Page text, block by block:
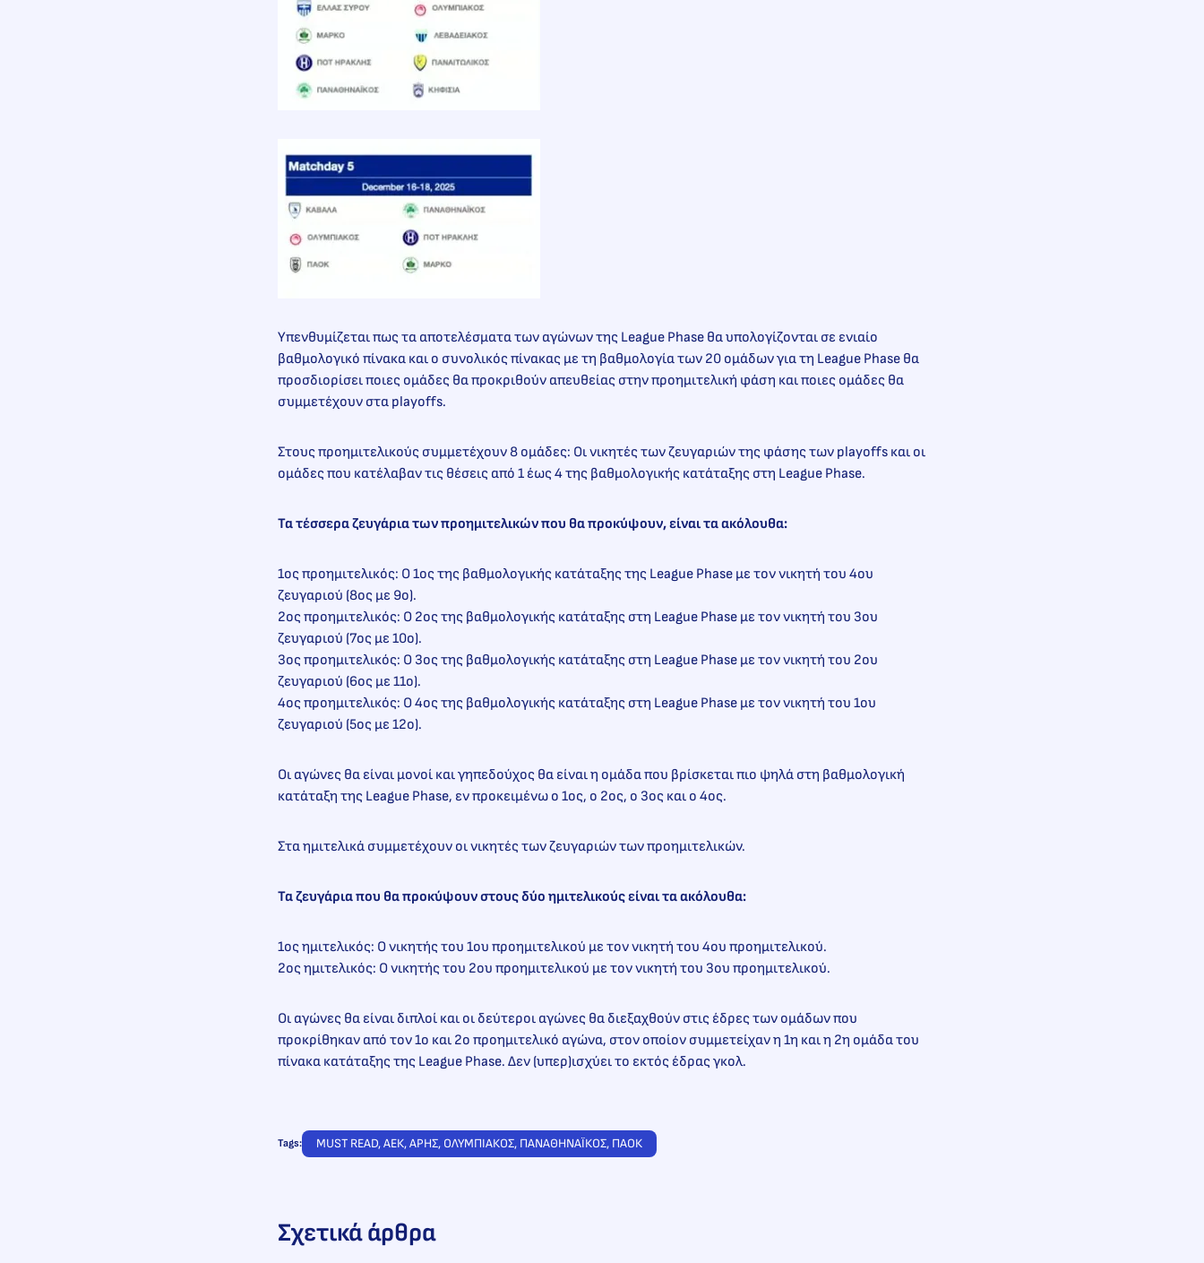
Υπενθυμίζεται πως τα αποτελέσματα των αγώνων της League Phase θα υπολογίζονται σε ενιαίο
βαθμολογικό πίνακα και ο συνολικός πίνακας με τη βαθμολογία των 20 ομάδων για τη League Phase θα
προσδιορίσει ποιες ομάδες θα προκριθούν απευθείας στην προημιτελική φάση και ποιες ομάδες θα
συμμετέχουν στα playoffs.
Στους προημιτελικούς συμμετέχουν 8 ομάδες: Oι νικητές των ζευγαριών της φάσης των playoffs και οι
ομάδες που κατέλαβαν τις θέσεις από 1 έως 4 της βαθμολογικής κατάταξης στη League Phase.
Τα τέσσερα ζευγάρια των προημιτελικών που θα προκύψουν, είναι τα ακόλουθα:
1ος προημιτελικός: O 1ος της βαθμολογικής κατάταξης της League Phase με τον νικητή του 4ου
ζευγαριού (8ος με 9ο).
2ος προημιτελικός: Ο 2ος της βαθμολογικής κατάταξης στη League Phase με τον νικητή του 3ου
ζευγαριού (7ος με 10ο).
3ος προημιτελικός: Ο 3ος της βαθμολογικής κατάταξης στη League Phase με τον νικητή του 2ου
ζευγαριού (6ος με 11ο).
4ος προημιτελικός: Ο 4ος της βαθμολογικής κατάταξης στη League Phase με τον νικητή του 1ου
ζευγαριού (5ος με 12ο).
Οι αγώνες θα είναι μονοί και γηπεδούχος θα είναι η ομάδα που βρίσκεται πιο ψηλά στη βαθμολογική
κατάταξη της League Phase, εν προκειμένω ο 1ος, ο 2ος, ο 3ος και ο 4ος.
Στα ημιτελικά συμμετέχουν οι νικητές των ζευγαριών των προημιτελικών.
Τα ζευγάρια που θα προκύψουν στους δύο ημιτελικούς είναι τα ακόλουθα:
1ος ημιτελικός: O νικητής του 1ου προημιτελικού με τον νικητή του 4ου προημιτελικού.
2ος ημιτελικός: O νικητής του 2ου προημιτελικού με τον νικητή του 3ου προημιτελικού.
Οι αγώνες θα είναι διπλοί και οι δεύτεροι αγώνες θα διεξαχθούν στις έδρες των ομάδων που
προκρίθηκαν από τον 1ο και 2ο προημιτελικό αγώνα, στον οποίον συμμετείχαν η 1η και η 2η ομάδα του
πίνακα κατάταξης της League Phase. Δεν (υπερ)ισχύει το εκτός έδρας γκολ.
Tags: MUST READ, ΑΕΚ, ΑΡΗΣ, ΟΛΥΜΠΙΑΚΟΣ, ΠΑΝΑΘΗΝΑΪΚΟΣ, ΠΑΟΚ
Σχετικά άρθρα